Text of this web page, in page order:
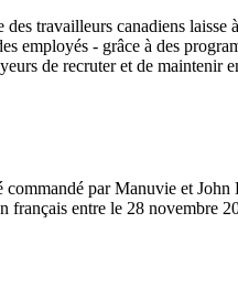
travailleurs canadiens
- grâce à des
de recruter et de
commandé par Manuvie et
français entre le 28